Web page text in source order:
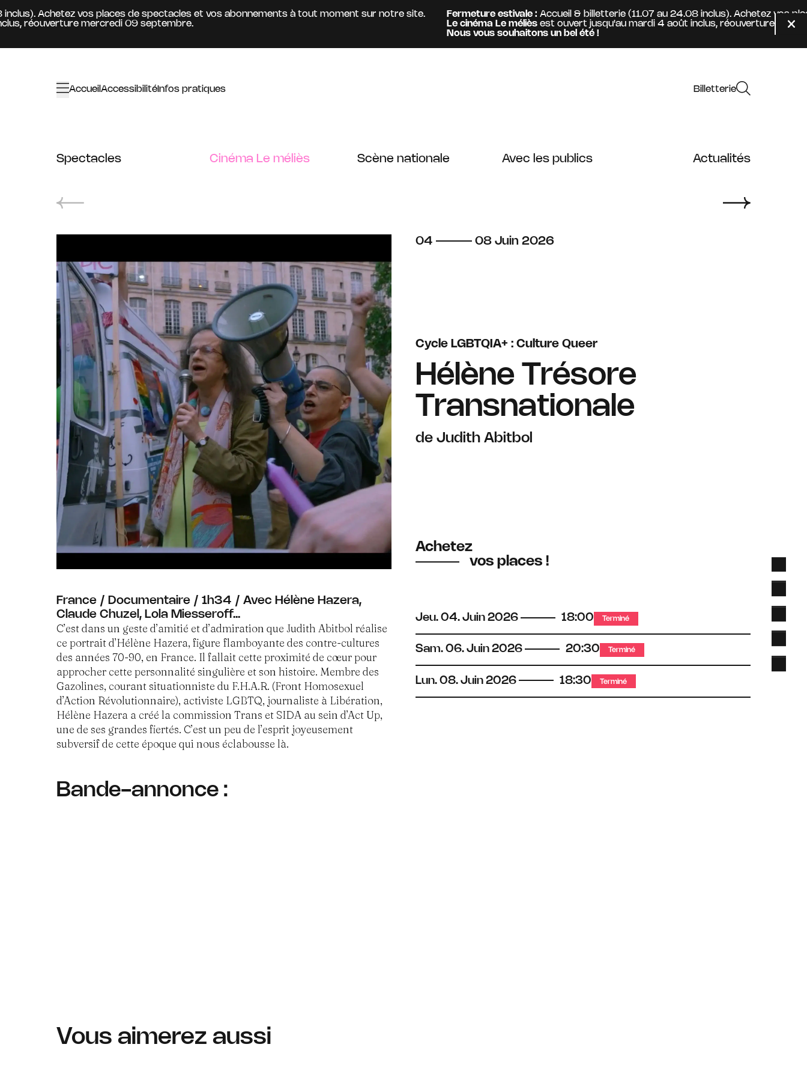
Achetez vos places de spectacles et vos abonnements à tout moment sur notre site.
mercredi 09 septembre.
Information :
Fermeture estivale :Accueil & billetterie (11.07 au 24.08 inclus). Achetez vos
Le cinéma Le mélièsest ouvert jusqu'au mardi 4 août inclus, réouverture mercredi
Nous vous souhaitons un bel été !
AccueilAccessibilité Infos pratiques Billetterie
Spectacles Cinéma Le méliès Scène nationale Avec les publics Actualités
du
04 au
08 juin
Juin 2026
Cycle LGBTQIA+ : Culture Queer
Hélène Trésore
Transnationale
de Judith Abitbol
Achetez
vos places !
France / Documentaire / 1h34 / Avec Hélène Hazera,
Claude Chuzel, Lola Miesseroff...
C’est dans un geste d’amitié et d’admiration que Judith Abitbol réalise
ce portrait d’Hélène Hazera, figure flamboyante des contre-cultures
des années 70-90, en France. Il fallait cette proximité de cœur pour
approcher cette personnalité singulière et son histoire. Membre des
Gazolines, courant situationniste du F.H.A.R. (Front Homosexuel
d’Action Révolutionnaire), activiste LGBTQ, journaliste à Libération,
Hélène Hazera a créé la commission Trans et SIDA au sein d’Act Up,
une de ses grandes fiertés. C’est un peu de l’esprit joyeusement
subversif de cette époque qui nous éclabousse là.
Bande-annonce :
Jeu. 04. Juin 2026 18:00 Terminé
Sam. 06. Juin 2026 20:30 Terminé
Lun. 08. Juin 2026 18:30 Terminé
Vous aimerez aussi